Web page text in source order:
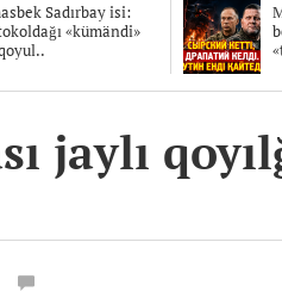
Sadırbay isi:
«kümändi»
jaylı